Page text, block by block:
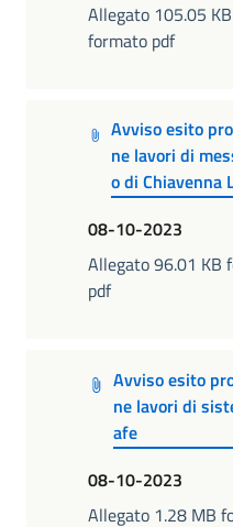
Allegato 105.05 KB
formato pdf
Avviso esito
ne lavori di
o di Chiavenna
08-10-2023
Allegato 96.01 KB
pdf
Avviso esito
ne lavori di
afe
08-10-2023
Allegato 1.28 MB